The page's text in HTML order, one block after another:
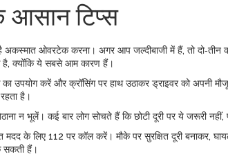
आसान टिप्स
ओवरटेक करना। अगर आप जल्दीबाजी में हैं, तो
है, क्योंकि ये सबसे आम कारण हैं।
उपयोग करें और क्रॉसिंग पर हाथ उठाकर ड्राइवर को अपनी
है।
न भूलें। कई बार लोग सोचते हैं कि छोटी दूरी पर ये जरूरी
मदद के लिए 112 पर कॉल करें। मौके पर सुरक्षित दूरी बनाकर,
सकती हैं।